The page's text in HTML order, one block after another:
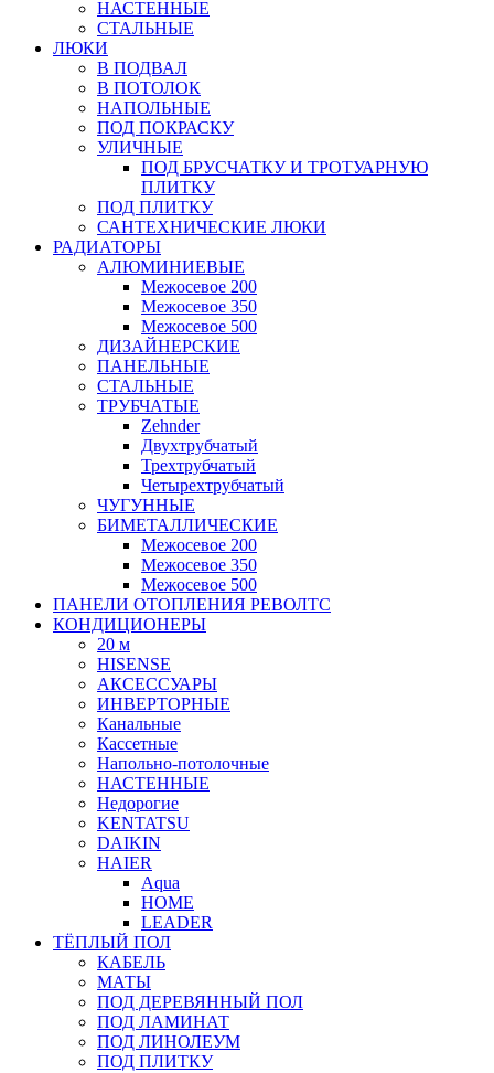
НАСТЕННЫЕ
СТАЛЬНЫЕ
ЛЮКИ
В ПОДВАЛ
В ПОТОЛОК
НАПОЛЬНЫЕ
ПОД ПОКРАСКУ
УЛИЧНЫЕ
ПОД БРУСЧАТКУ И ТРОТУАРНУЮ
ПЛИТКУ
ПОД ПЛИТКУ
САНТЕХНИЧЕСКИЕ ЛЮКИ
РАДИАТОРЫ
АЛЮМИНИЕВЫЕ
Межосевое 200
Межосевое 350
Межосевое 500
ДИЗАЙНЕРСКИЕ
ПАНЕЛЬНЫЕ
СТАЛЬНЫЕ
ТРУБЧАТЫЕ
Zehnder
Двухтрубчатый
Трехтрубчатый
Четырехтрубчатый
ЧУГУННЫЕ
БИМЕТАЛЛИЧЕСКИЕ
Межосевое 200
Межосевое 350
Межосевое 500
ПАНЕЛИ ОТОПЛЕНИЯ РЕВОЛТС
КОНДИЦИОНЕРЫ
20 м
HISENSE
АКСЕССУАРЫ
ИНВЕРТОРНЫЕ
Канальные
Кассетные
Напольно-потолочные
НАСТЕННЫЕ
Недорогие
KENTATSU
DAIKIN
HAIER
Aqua
HOME
LEADER
ТЁПЛЫЙ ПОЛ
КАБЕЛЬ
МАТЫ
ПОД ДЕРЕВЯННЫЙ ПОЛ
ПОД ЛАМИНАТ
ПОД ЛИНОЛЕУМ
ПОД ПЛИТКУ